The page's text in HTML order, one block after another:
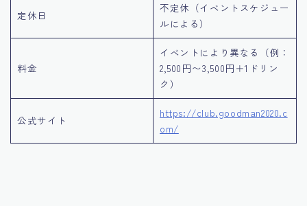
定休日
不定休（イベントスケジュー
ルによる）
料金
イベントにより異なる（例：
2,500円〜3,500円＋1ドリン
ク）
公式サイト
https://club.goodman2020.c
om/